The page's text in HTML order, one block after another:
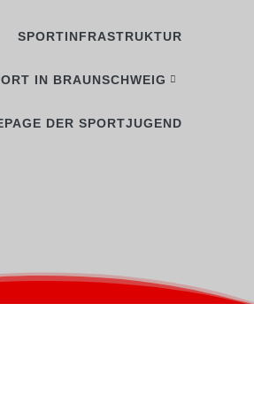
SPORTINFRASTRUKTUR
IN BRAUNSCHWEIG
DER SPORTJUGEND